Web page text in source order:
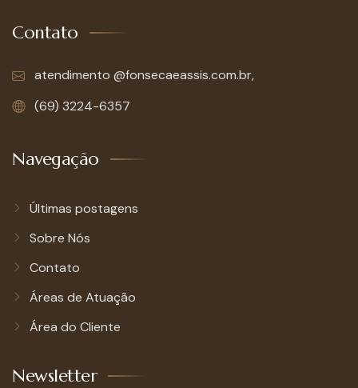
Contato
atendimento @fonsecaeassis.com.br,
(69) 3224-6357
Navegação
Últimas postagens
Sobre Nós
Contato
Áreas de Atuação
Área do Cliente
Newsletter